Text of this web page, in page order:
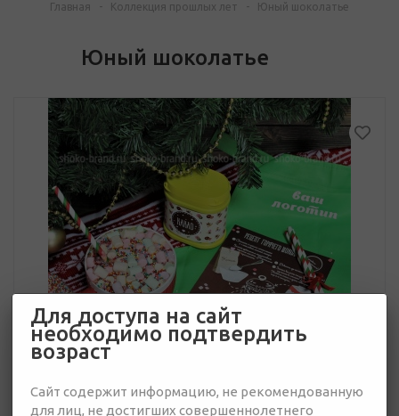
Главная - Коллекция прошлых лет - Юный шоколатье
Юный шоколатье
Для доступа на сайт
необходимо подтвердить
возраст
Сайт содержит информацию, не рекомендованную
для лиц, не достигших совершеннолетнего